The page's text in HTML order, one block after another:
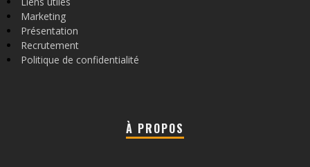
Marketing
Présentation
Recrutement
Politique de confidentialité
À PROPOS